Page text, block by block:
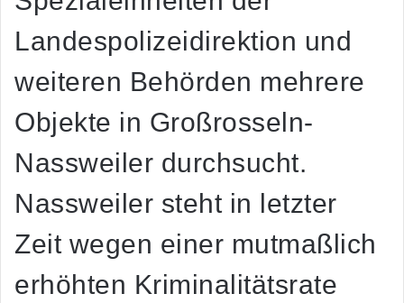
Landespolizeidirektion und
weiteren Behörden mehrere
Objekte in Großrosseln-
Nassweiler durchsucht.
Nassweiler steht in letzter
Zeit wegen einer mutmaßlich
erhöhten Kriminalitätsrate